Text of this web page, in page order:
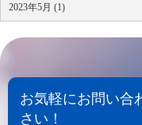
2023年5月 (1)
お気軽にお問い合
さい！